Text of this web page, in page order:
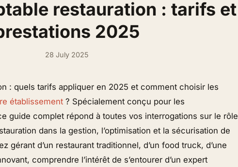
restauration : tarifs et
2025
28 July 2025
: quels tarifs appliquer en 2025 et comment choisir les
établissement ? Spécialement conçu pour les
guide complet répond à toutes vos interrogations sur le rôle
dans la gestion, l’optimisation et la sécurisation de
gérant d’un restaurant traditionnel, d’un food truck, d’une
comprendre l’intérêt de s’entourer d’un expert